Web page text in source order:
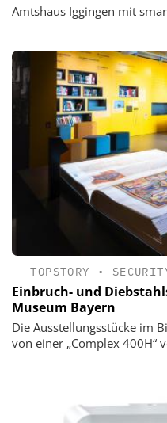
Amtshaus Iggingen mit
TOPSTORY •
Einbruch- und
Museum Bayern
Die Ausstellungsstücke im
von einer „Complex 400H“